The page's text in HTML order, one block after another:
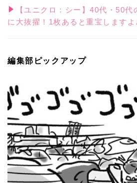
【ユニクロ：シー】40代・50
に大抜擢！1枚あると重宝しますよ
編集部ピックアップ